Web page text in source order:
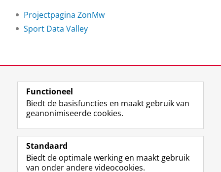
Projectpagina ZonMw
Sport Data Valley
View this page in:English
Volg de RUG
F
a
e
b
L
i
k
e
R
S
-
f
I
n
t
Y
o
T
Studiekiezers
Functioneel
Biedt de basisfuncties en maakt gebruik van
geanonimiseerde cookies.
Standaard
Biedt de optimale werking en maakt gebruik
van onder andere videocookies.